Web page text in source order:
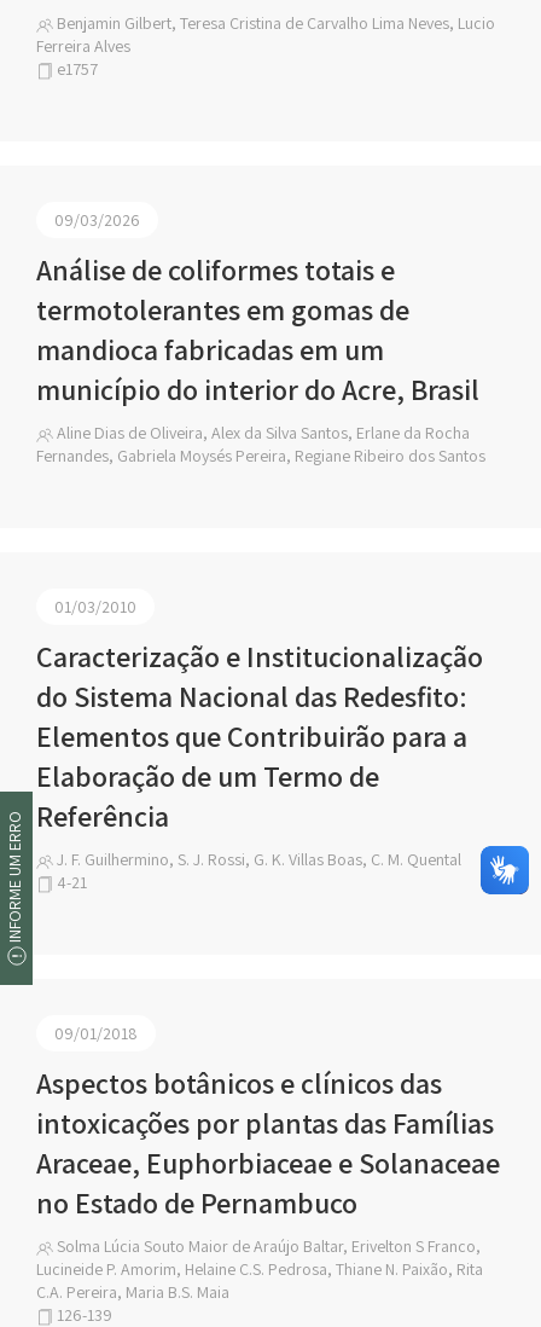
Benjamin Gilbert, Teresa Cristina de Carvalho Lima Neves, Lucio
Ferreira Alves
e1757
09/03/2026
Análise de coliformes totais e
termotolerantes em gomas de
mandioca fabricadas em um
município do interior do Acre, Brasil
Aline Dias de Oliveira, Alex da Silva Santos, Erlane da Rocha
Fernandes, Gabriela Moysés Pereira, Regiane Ribeiro dos Santos
01/03/2010
Caracterização e Institucionalização
do Sistema Nacional das Redesfito:
Elementos que Contribuirão para a
Elaboração de um Termo de
Referência
J. F. Guilhermino, S. J. Rossi, G. K. Villas Boas, C. M. Quental
4-21
09/01/2018
Aspectos botânicos e clínicos das
intoxicações por plantas das Famílias
Araceae, Euphorbiaceae e Solanaceae
no Estado de Pernambuco
Solma Lúcia Souto Maior de Araújo Baltar, Erivelton S Franco,
Lucineide P. Amorim, Helaine C.S. Pedrosa, Thiane N. Paixão, Rita
C.A. Pereira, Maria B.S. Maia
126-139
INFORME UM ERRO